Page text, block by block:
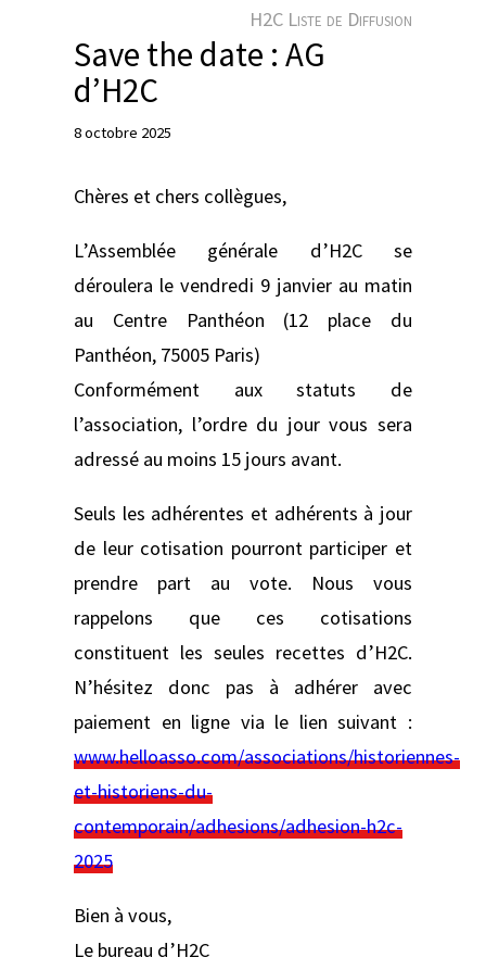
H2C Liste de Diffusion
Save the date : AG
d’H2C
8 octobre 2025
Chères et chers collègues,
L’Assemblée générale d’H2C se
déroulera le vendredi 9 janvier au matin
au Centre Panthéon (12 place du
Panthéon, 75005 Paris)
Conformément aux statuts de
l’association, l’ordre du jour vous sera
adressé au moins 15 jours avant.
Seuls les adhérentes et adhérents à jour
de leur cotisation pourront participer et
prendre part au vote. Nous vous
rappelons que ces cotisations
constituent les seules recettes d’H2C.
N’hésitez donc pas à adhérer avec
paiement en ligne via le lien suivant :
www.helloasso.com/associations/historiennes-
et-historiens-du-
contemporain/adhesions/adhesion-h2c-
2025
Bien à vous,
Le bureau d’H2C